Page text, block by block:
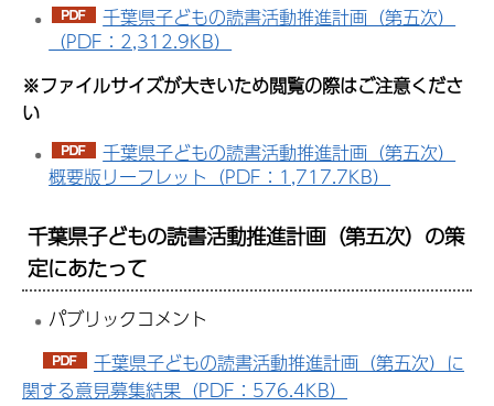
千葉県子どもの読書活動推進計画（第五次）
（PDF：2,312.9KB）
※ファイルサイズが大きいため閲覧の際はご注意くださ
い
千葉県子どもの読書活動推進計画（第五次）
概要版リーフレット（PDF：1,717.7KB）
千葉県子どもの読書活動推進計画（第五次）の策
定にあたって
パブリックコメント
千葉県子どもの読書活動推進計画（第五次）に
関する意見募集結果（PDF：576.4KB）